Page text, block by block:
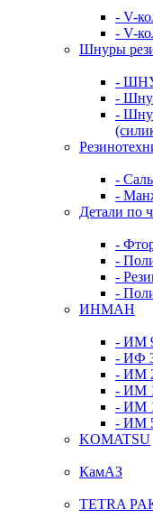
- V-
- V-
Шнуры
-
-
-
-
-
Детали по
-
-
-
-
ИНМАН
- ИМ
- ИФ
- ИМ
- ИМ
- ИМ
- ИМ
KOMATSU
КамАЗ
TETRA